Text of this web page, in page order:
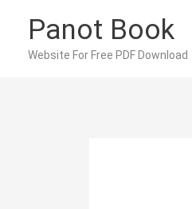
content
Panot Book
Website For Free PDF Download